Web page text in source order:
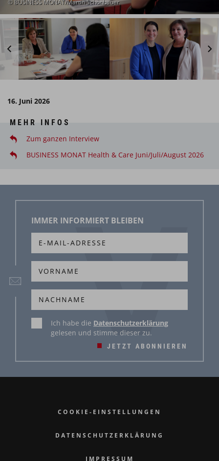
© BUSINESS MONAT/Martin Schönbauer
16. Juni 2026
MEHR INFOS
Zum ganzen Interview
BUSINESS MONAT Health & Care Juni/Juli/August 2026
IMMER INFORMIERT BLEIBEN
JETZT ABONNIEREN
Ich habe die Datenschutzerklärung
gelesen und stimme dieser zu.
COOKIE-EINSTELLUNGEN
DATENSCHUTZERKLÄRUNG
IMPRESSUM